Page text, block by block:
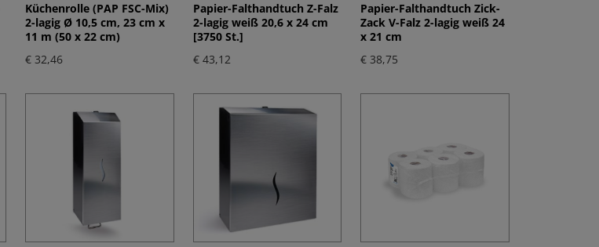
Küchenrolle (PAP FSC-Mix)
2-lagig Ø 10,5 cm, 23 cm x
11 m (50 x 22 cm)
€ 32,46
Papier-Falthandtuch Z-Falz
2-lagig weiß 20,6 x 24 cm
[3750 St.]
€ 43,12
Papier-Falthandtuch Zick-
Zack V-Falz 2-lagig weiß 24
x 21 cm
€ 38,75